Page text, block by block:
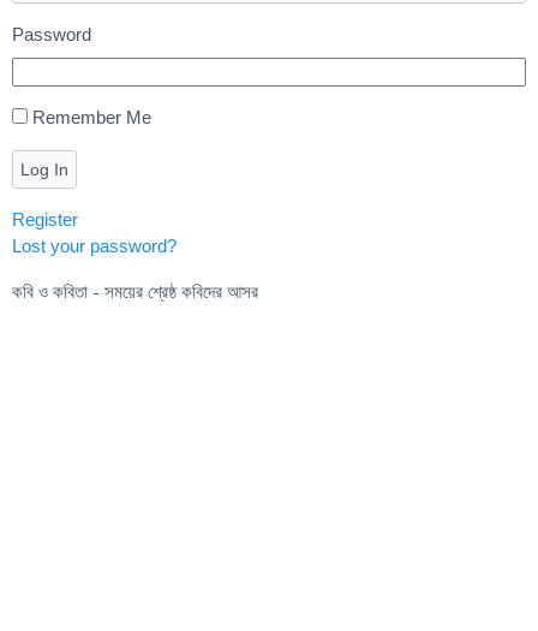
Password
Remember Me
Log In
Register
Lost your password?
কবি ও কবিতা - সময়ের শ্রেষ্ঠ কবিদের আসর